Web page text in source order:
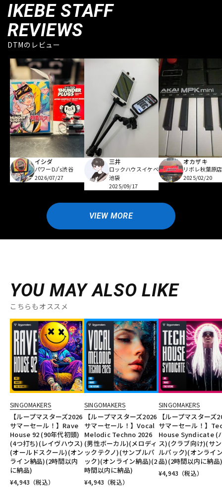
IKEBE STAFF
REVIEWS
DTMのレビュー
イシダ
パワーDJ's渋谷
2026/07/27
三井
ロックハウスイケベ
池袋
2025/09/17
オカザキ
リボレ秋葉原店
2025/02/20
VIEW MORE
YOU MAY ALSO LIKE
こちらもオススメ
SINGOMAKERS
【ループマスターズ2026
サマーセール！】Rave
House 92 (90年代初頭)
(4つ打ち)(レイヴハウス)
(オールドスクール)(オン
ライン納品)(2時間以内
に納品)
¥4,943 （税込）
SINGOMAKERS
【ループマスターズ2026
サマーセール！】Vocal
Melodic Techno 2026
(男性ボーカル)(メロディ
ックテクノ)(サンプルパ
ック)(オンライン納品)(2
時間以内に納品)
¥4,943 （税込）
SINGOMAKERS
【ループマスターズ
サマーセール！】
House Syndicate (
ス)(クラブ向け)(サ
ルパック)(オンライ
品)(2時間以内に納品
¥4,943 （税込）